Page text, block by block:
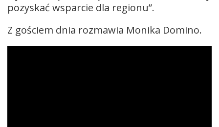
pozyskać wsparcie dla regionu”.
Z gościem dnia rozmawia Monika Domino.